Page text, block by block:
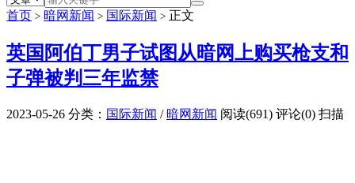
首页 > 暗网新闻 > 国际新闻 > 正文
英国阿伯丁男子试图从暗网上购买枪支和
子弹被判三年监禁
2023-05-26 分类： 国际新闻 / 暗网新闻 阅读(691) 评论(0) 扫描